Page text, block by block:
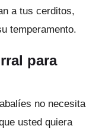
a tus cerditos,
temperamento.
para
no necesita
usted quiera